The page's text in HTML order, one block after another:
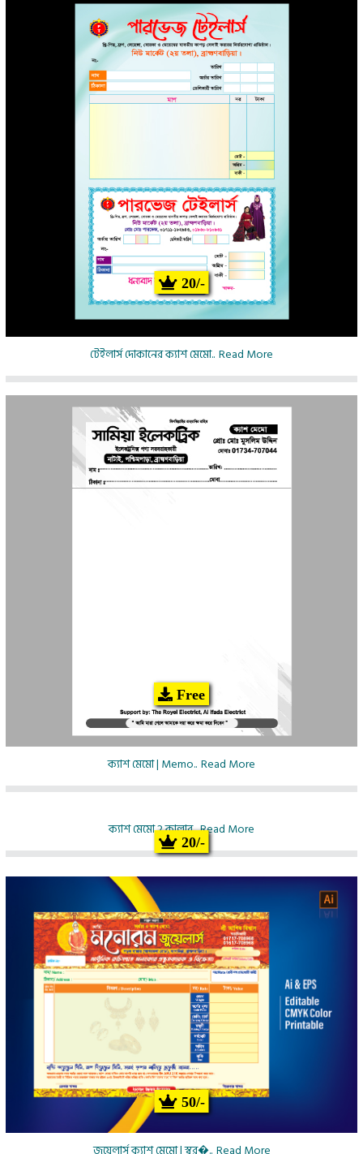
20/-
টেইলার্স দোকানের ক্যাশ মেমো.. Read More
Free
ক্যাশ মেমো | Memo.. Read More
20/-
ক্যাশ মেমো 2 কালার.. Read More
50/-
জুয়েলার্স ক্যাশ মেমো | স্বর্�.. Read More